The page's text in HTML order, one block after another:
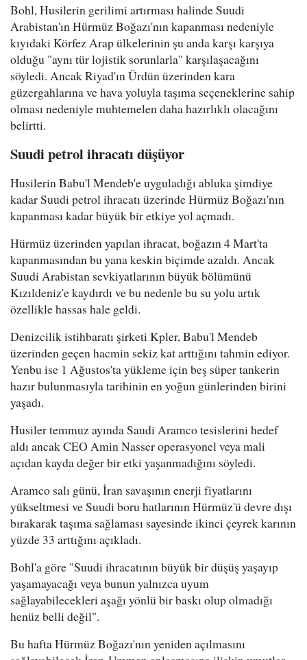
Bohl, Husilerin gerilimi artırması halinde Suudi
Arabistan'ın Hürmüz Boğazı'nın kapanması nedeniyle
kıyıdaki Körfez Arap ülkelerinin şu anda karşı karşıya
olduğu "aynı tür lojistik sorunlarla" karşılaşacağını
söyledi. Ancak Riyad'ın Ürdün üzerinden kara
güzergahlarına ve hava yoluyla taşıma seçeneklerine sahip
olması nedeniyle muhtemelen daha hazırlıklı olacağını
belirtti.
Suudi petrol ihracatı düşüyor
Husilerin Babu'l Mendeb'e uyguladığı abluka şimdiye
kadar Suudi petrol ihracatı üzerinde Hürmüz Boğazı'nın
kapanması kadar büyük bir etkiye yol açmadı.
Hürmüz üzerinden yapılan ihracat, boğazın 4 Mart'ta
kapanmasından bu yana keskin biçimde azaldı. Ancak
Suudi Arabistan sevkiyatlarının büyük bölümünü
Kızıldeniz'e kaydırdı ve bu nedenle bu su yolu artık
özellikle hassas hale geldi.
Denizcilik istihbaratı şirketi Kpler, Babu'l Mendeb
üzerinden geçen hacmin sekiz kat arttığını tahmin ediyor.
Yenbu ise 1 Ağustos'ta yükleme için beş süper tankerin
hazır bulunmasıyla tarihinin en yoğun günlerinden birini
yaşadı.
Husiler temmuz ayında Saudi Aramco tesislerini hedef
aldı ancak CEO Amin Nasser operasyonel veya mali
açıdan kayda değer bir etki yaşanmadığını söyledi.
Aramco salı günü, İran savaşının enerji fiyatlarını
yükseltmesi ve Suudi boru hatlarının Hürmüz'ü devre dışı
bırakarak taşıma sağlaması sayesinde ikinci çeyrek karının
yüzde 33 arttığını açıkladı.
Bohl'a göre "Suudi ihracatının büyük bir düşüş yaşayıp
yaşamayacağı veya bunun yalnızca uyum
sağlayabilecekleri aşağı yönlü bir baskı olup olmadığı
henüz belli değil".
Bu hafta Hürmüz Boğazı'nın yeniden açılmasını